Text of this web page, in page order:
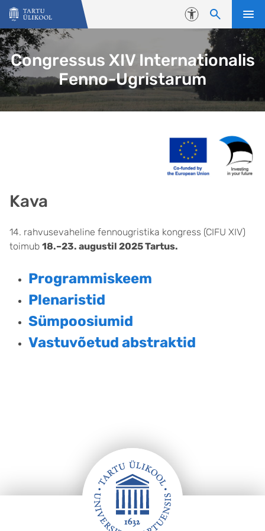
Liigu edasi põhisisu juurde
Juurdepääsetavus
Congressus XIV Internationalis
Fenno-Ugristarum
Kava
14. rahvusevaheline fennougristika kongress (CIFU XIV)
toimub 18.–23. augustil 2025 Tartus.
Programmiskeem
Plenaristid
Sümpoosiumid
Vastuvõetud abstraktid